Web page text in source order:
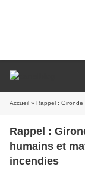
Accueil » Rappel : Gironde
Rappel :
humains et
incendies